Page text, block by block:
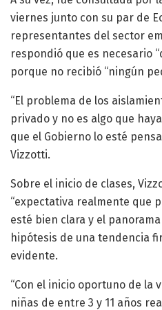
viernes junto con su par de
representantes del sector
respondió que es necesario
porque no recibió “ningún
“El problema de los
privado y no es algo que
que el Gobierno lo esté
Vizzotti.
Sobre el inicio de clases,
“expectativa realmente que
esté bien clara y el
hipótesis de una tendencia
evidente.
“Con el inicio oportuno de la
niñas de entre 3 y 11 años